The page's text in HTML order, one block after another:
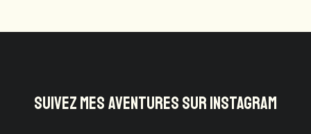
SUIVEZ MES AVENTURES SUR INSTAGRAM